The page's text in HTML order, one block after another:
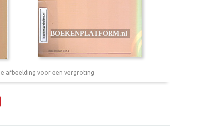
afbeelding voor een vergroting